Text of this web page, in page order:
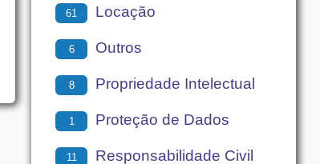
61 Locação
6 Outros
8 Propriedade Intelectual
1 Proteção de Dados
11 Responsabilidade Civil